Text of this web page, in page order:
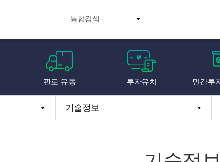
판로·유통 투자유치 민간투
기술정보